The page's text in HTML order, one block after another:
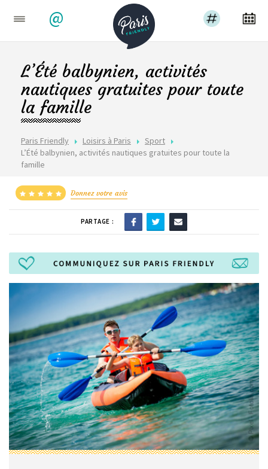
@
Paris Friendly Loisirs à Paris
Sport
L’Été balbynien, activités nautiques gratuites pour toute la
famille
L’Été balbynien, activités
nautiques gratuites pour toute
la famille
Donnez votre avis
PARTAGE :